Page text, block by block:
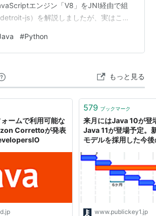
エンジン「V8」をJNI経由で組
js）を解説しましたが、実はこの
。それが、Javaに「CPython」ランタ
むPython版（detroit-python）です。
#Python
もっと見る
ームで利用可能な
Correttoが発表
579 ブックマーク
来月にはJava 10が登
Java 11が登場予定。
モデルを採用した今
（OpenJDKに関する
www.publickey1.jp